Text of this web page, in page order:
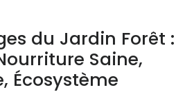
du Jardin Forêt :
Saine,
Écosystème